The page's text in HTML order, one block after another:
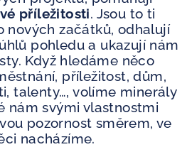
příležitosti. Jsou to ti
nových začátků, odhalují
pohledu a ukazují nám
Když hledáme něco
příležitost, dům,
talenty…, volíme minerály
nám svými vlastnostmi
pozornost směrem, ve
nacházíme.